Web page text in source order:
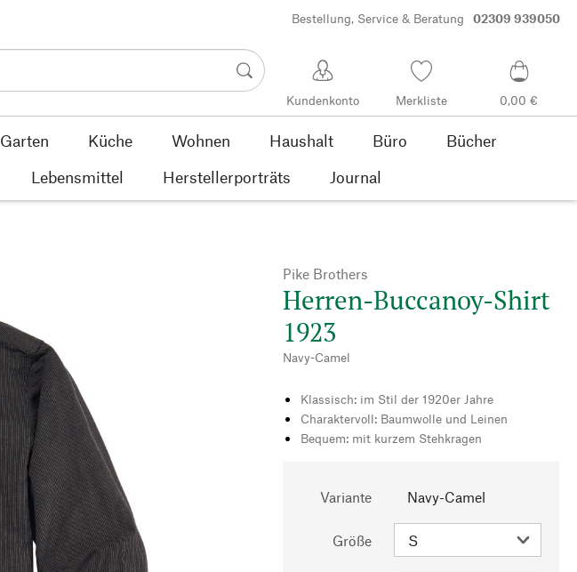
Bestellung, Service & Beratung 02309 939050
Kundenkonto Merkliste 0,00 €
Garten Küche Wohnen Haushalt Büro
Bücher
Lebensmittel Herstellerporträts Journal
Pike Brothers
Herren-Buccanoy-Shirt
1923
Navy-Camel
Klassisch: im Stil der 1920er Jahre
Charaktervoll: Baumwolle und Leinen
Bequem: mit kurzem Stehkragen
Variante Navy-Camel
Größe